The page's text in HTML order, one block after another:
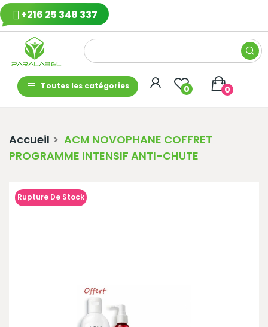
+216 25 348 337
Toutes les catégories 0 0
Accueil
ACM NOVOPHANE COFFRET
PROGRAMME INTENSIF ANTI-CHUTE
Rupture De Stock